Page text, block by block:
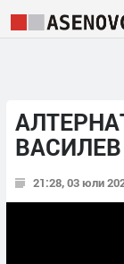
ВАСИЛЕВ
21:28, 03 юли